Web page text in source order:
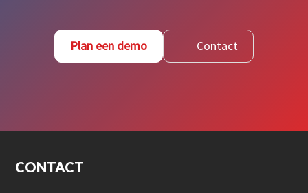
Plan een demo Contact
CONTACT